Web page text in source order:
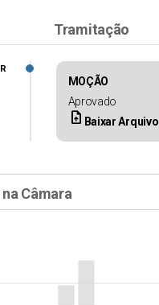
Tramitação
MOÇÃO
Aprovado
upload_file Baixar Arquivo
Câmara